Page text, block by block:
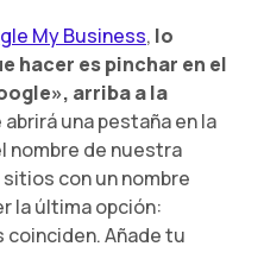
My Business, lo
hacer es pinchar en el
arriba a la
una pestaña en la
nombre de nuestra
con un nombre
la última opción:
coinciden. Añade tu